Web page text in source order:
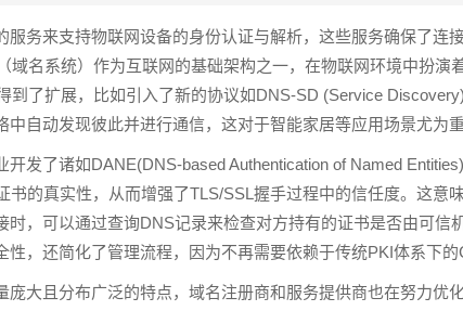
服务来支持物联网设备的身份认证与解析，这些服务确保了连
域名系统）作为互联网的基础架构之一，在物联网环境中扮演
到了扩展，比如引入了新的协议如DNS-SD (Service
中自动发现彼此并进行通信，这对于智能家居等应用场景尤为重
开发了诸如DANE(DNS-based Authentication of Named
书的真实性，从而增强了TLS/SSL握手过程中的信任度。这意
时，可以通过查询DNS记录来检查对方持有的证书是否由可信
，还简化了管理流程，因为不再需要依赖于传统PKI体系下的
庞大且分布广泛的特点，域名注册商和服务提供商也在努力优